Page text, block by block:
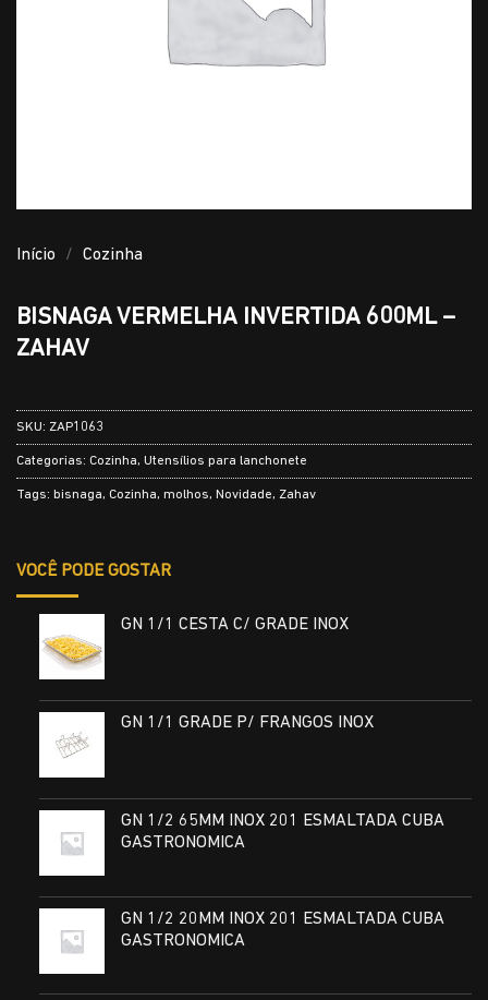
Início / Cozinha
BISNAGA VERMELHA INVERTIDA 600ML –
ZAHAV
SKU: ZAP1063
Categorias: Cozinha, Utensílios para lanchonete
Tags: bisnaga, Cozinha, molhos, Novidade, Zahav
VOCÊ PODE GOSTAR
GN 1/1 CESTA C/ GRADE INOX
GN 1/1 GRADE P/ FRANGOS INOX
GN 1/2 65MM INOX 201 ESMALTADA CUBA
GASTRONOMICA
GN 1/2 20MM INOX 201 ESMALTADA CUBA
GASTRONOMICA